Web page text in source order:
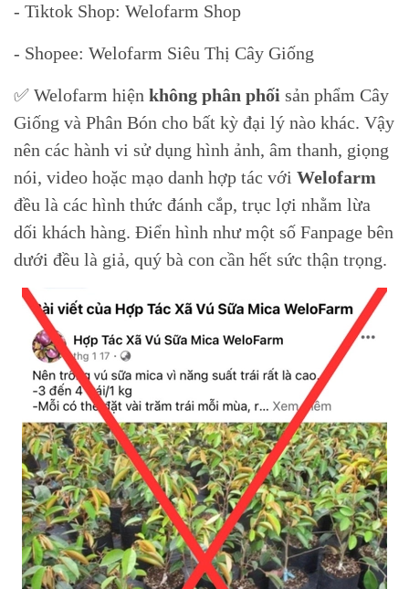
- Tiktok Shop: Welofarm Shop
- Shopee: Welofarm Siêu Thị Cây Giống
✅ Welofarm hiện không phân phối sản phẩm Cây
Giống và Phân Bón cho bất kỳ đại lý nào khác. Vậy
nên các hành vi sử dụng hình ảnh, âm thanh, giọng
nói, video hoặc mạo danh hợp tác với Welofarm
đều là các hình thức đánh cắp, trục lợi nhằm lừa
dối khách hàng. Điển hình như một số Fanpage bên
dưới đều là giả, quý bà con cần hết sức thận trọng.